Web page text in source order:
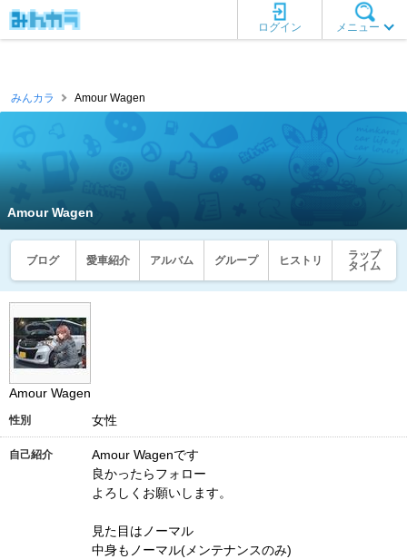
メニュー
ログイン
みんカラ Amour Wagen
Amour Wagen
ブログ 愛車紹介 アルバム グループ ヒストリ
ラップ
タイム
Amour Wagen
性別 女性
自己紹介
Amour Wagenです
良かったらフォロー
よろしくお願いします。
見た目はノーマル
中身もノーマル(メンテナンスのみ)